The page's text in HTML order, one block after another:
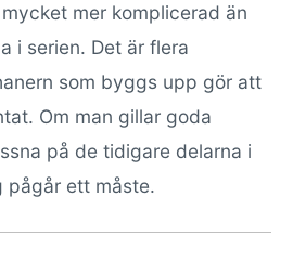
mer komplicerad än
i serien. Det är flera
som byggs upp gör att
Om man gillar goda
på de tidigare delarna i
pågår ett måste.